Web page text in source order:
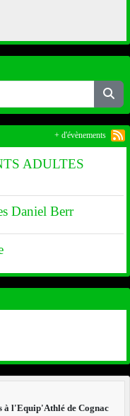
à l'Equip'Athlé de Cognac
ADULTES
Daniel Berr
+ d'évènements